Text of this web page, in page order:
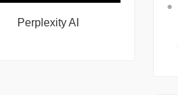
Perplexity AI